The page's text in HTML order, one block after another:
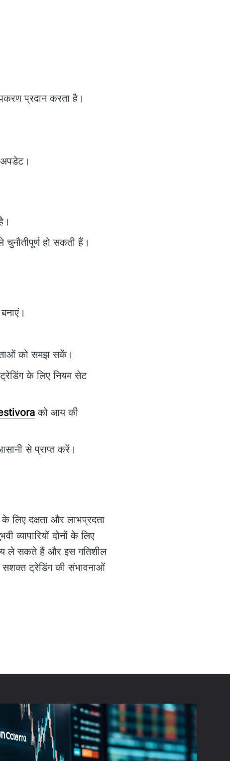
प्रदान करता है।
अपडेट।
हो सकती हैं।
को समझ सकें।
के लिए नियम सेट
को आय की
से प्राप्त करें।
लिए दक्षता और लाभप्रदता
दोनों के लिए
ले सकते हैं और इस गतिशील
ट्रेडिंग की संभावनाओं